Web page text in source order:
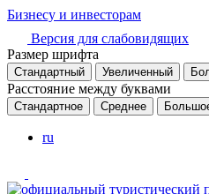
Бизнесу и инвесторам
Версия для слабовидящих
Размер шрифта
Стандартный Увеличенный
Расстояние между буквами
Стандартное Среднее
ru